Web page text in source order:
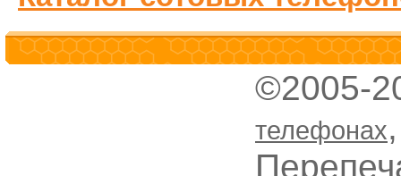
©2005-
телефонах